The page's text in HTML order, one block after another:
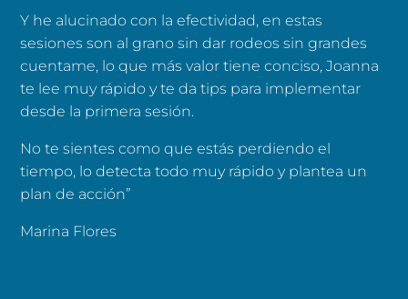
Y he alucinado con la efectividad, en estas
sesiones son al grano sin dar rodeos sin grandes
cuentame, lo que más valor tiene conciso, Joanna
te lee muy rápido y te da tips para implementar
desde la primera sesión.
No te sientes como que estás perdiendo el
tiempo, lo detecta todo muy rápido y plantea un
plan de acción”
Marina Flores